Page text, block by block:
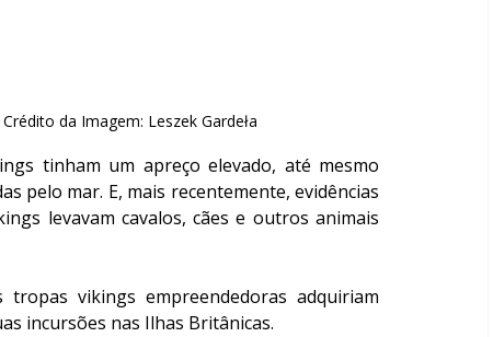
da Imagem: Leszek Gardeła
tinham um apreço elevado, até mesmo
pelo mar. E, mais recentemente, evidências
levavam cavalos, cães e outros animais
vikings empreendedoras adquiriam
incursões nas Ilhas Britânicas.